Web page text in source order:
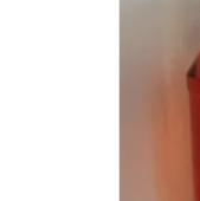
ΠΟΙΌΤΗΤΑΣ